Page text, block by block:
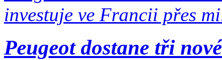
Peugeot dostane tři